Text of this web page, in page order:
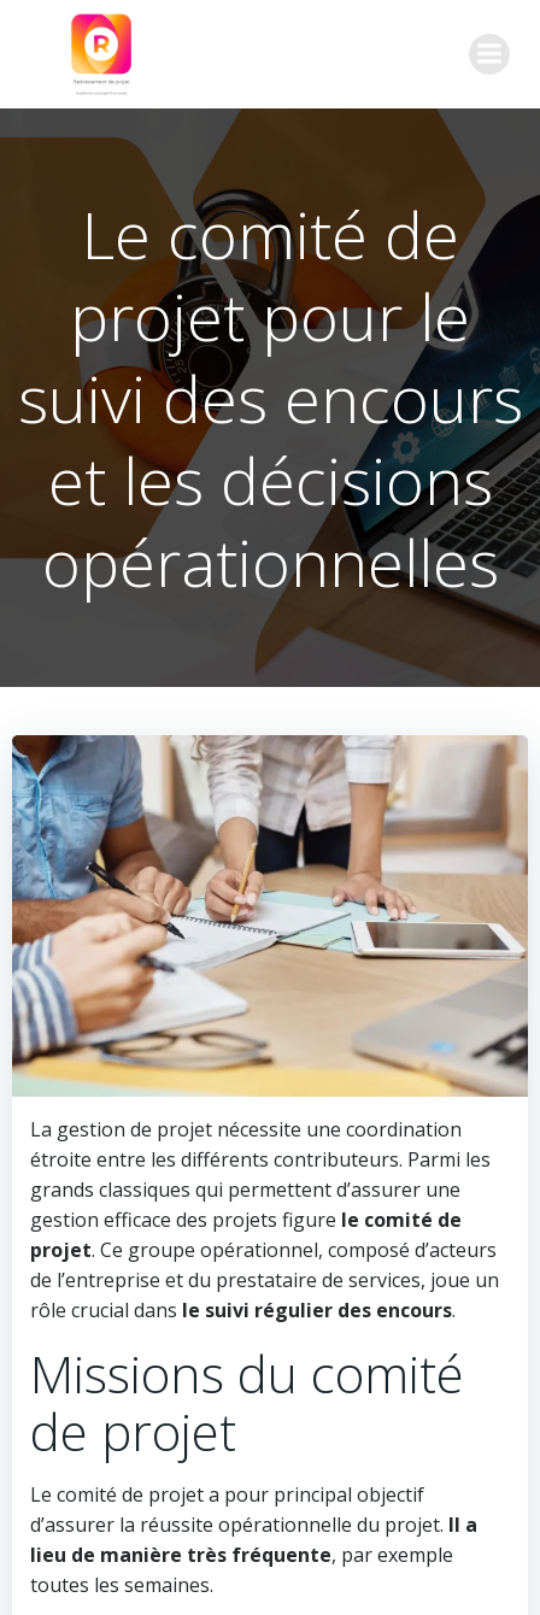
Le comité de
projet pour le
suivi des encours
et les décisions
opérationnelles
La gestion de projet nécessite une coordination
étroite entre les différents contributeurs. Parmi les
grands classiques qui permettent d’assurer une
gestion efficace des projets figure le comité de
projet. Ce groupe opérationnel, composé d’acteurs
de l’entreprise et du prestataire de services, joue un
rôle crucial dans le suivi régulier des encours.
Missions du comité
de projet
Le comité de projet a pour principal objectif
d’assurer la réussite opérationnelle du projet. Il a
lieu de manière très fréquente, par exemple
toutes les semaines.